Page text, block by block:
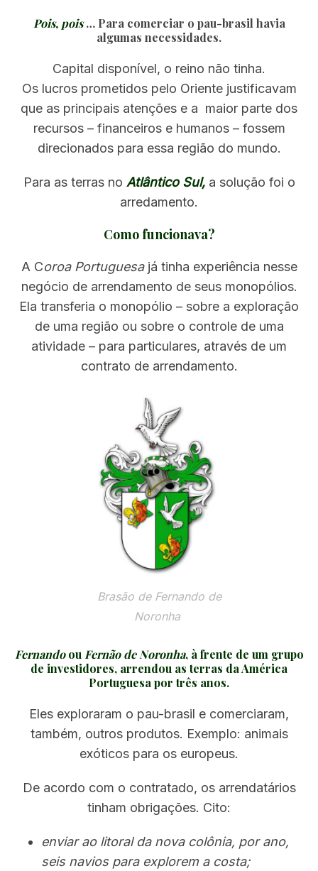
Pois, pois… Para comerciar o pau-brasil havia
algumas necessidades.
Capital disponível, o reino não tinha.
Os lucros prometidos pelo Oriente justificavam
que as principais atenções e a maior parte dos
recursos – financeiros e humanos – fossem
direcionados para essa região do mundo.
Para as terras no Atlântico Sul,a solução foi o
arredamento.
Como funcionava?
A Coroa Portuguesajá tinha experiência nesse
negócio de arrendamento de seus monopólios.
Ela transferia o monopólio – sobre a exploração
de uma região ou sobre o controle de uma
atividade – para particulares, através de um
contrato de arrendamento.
Brasão de Fernando de
Noronha
FernandoouFernão de Noronha, à frente de um grupo
de investidores, arrendou as terras da América
Portuguesa por três anos.
Eles exploraram o pau-brasil e comerciaram,
também, outros produtos. Exemplo: animais
exóticos para os europeus.
De acordo com o contratado, os arrendatários
tinham obrigações. Cito:
enviar ao litoral da nova colônia, por ano,
seis navios para explorem a costa;